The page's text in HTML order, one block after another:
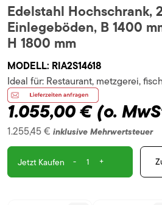
Edelstahl Hochschrank,
Einlegeböden, B 1400
H 1800 mm
MODELL: RIA2S14618
1.055,00 €(o.
1.255,45 € inklusive Mehrwertsteuer
Ideal für: Restaurant, metzgerei,
Jetzt Kaufen - +